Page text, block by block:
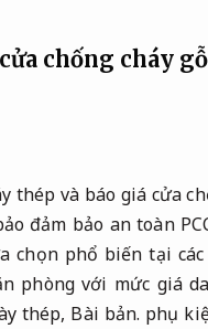
chống cháy gỗ
thép và báo giá cửa
đảm bảo an toàn
chọn phổ biến tại
phòng với mức giá
thép, Bài bản. phụ